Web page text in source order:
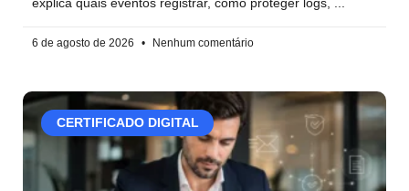
6 de agosto de 2026 Nenhum comentário
CERTIFICADO DIGITAL